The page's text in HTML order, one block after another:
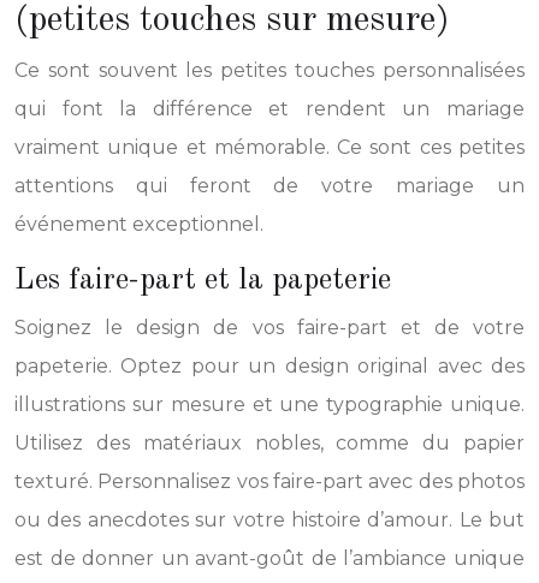
(petites touches sur mesure)
Ce sont souvent les petites touches personnalisées
qui font la différence et rendent un mariage
vraiment unique et mémorable. Ce sont ces petites
attentions qui feront de votre mariage un
événement exceptionnel.
Les faire-part et la papeterie
Soignez le design de vos faire-part et de votre
papeterie. Optez pour un design original avec des
illustrations sur mesure et une typographie unique.
Utilisez des matériaux nobles, comme du papier
texturé. Personnalisez vos faire-part avec des photos
ou des anecdotes sur votre histoire d’amour. Le but
est de donner un avant-goût de l’ambiance unique